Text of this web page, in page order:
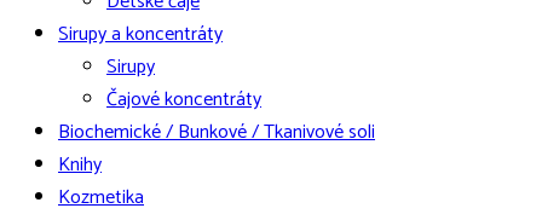
Sirupy a koncentráty
Sirupy
Čajové koncentráty
Biochemické / Bunkové / Tkanivové soli
Knihy
Kozmetika